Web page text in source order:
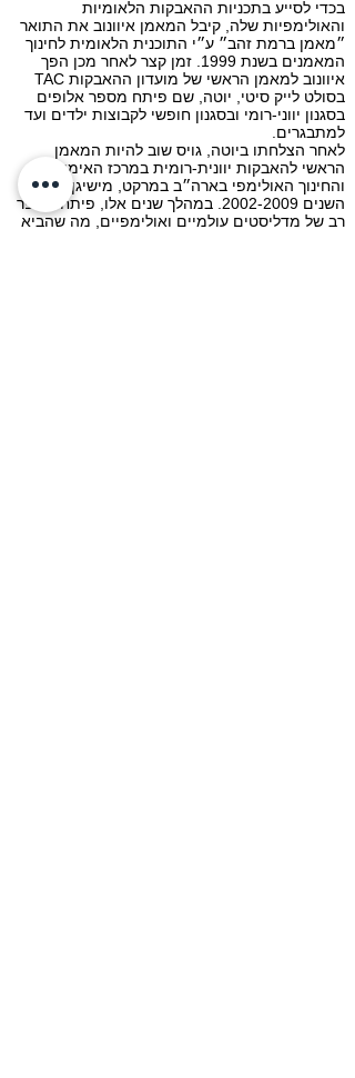
בכדי לסייע בתכניות ההאבקות הלאומיות
והאולימפיות שלה, קיבל המאמן איוונוב את התואר
״מאמן ברמת זהב״ ע״י התוכנית הלאומית לחינוך
המאמנים בשנת 1999. זמן קצר לאחר מכן הפך
איוונוב למאמן הראשי של מועדון ההאבקות TAC
בסולט לייק סיטי, יוטה, שם פיתח מספר אלופים
בסגנון יווני-רומי ובסגנון חופשי לקבוצות ילדים ועד
למתבגרים.
לאחר הצלחתו ביוטה, גויס שוב להיות המאמן
הראשי להאבקות יוונית-רומית במרכז האימונים
והחינוך האולימפי בארה״ב במרקט, מישיגן, בין
השנים 2002-2009 . במהלך שנים אלו, פיתח מספר
רב של מדליסטים עולמיים ואולימפיים, מה שהביא